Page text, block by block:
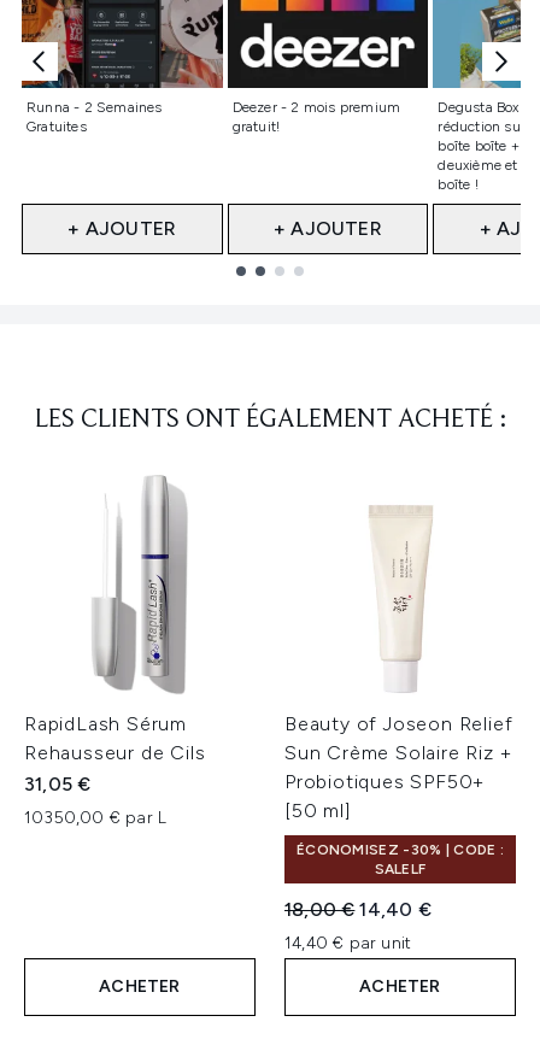
Runna - 2 Semaines
Gratuites
Non sélectionné
+ AJOUTER
Deezer - 2 mois premium
gratuit!
Non sélectionné
+ AJOUTER
Degusta Box –
réduction sur
boîte boîte +
deuxième et la
boîte !
Non
+
LES CLIENTS ONT ÉGALEMENT ACHETÉ :
RapidLash Sérum
Rehausseur de Cils
31,05 €
10350,00 € par L
ACHETER
Beauty of Joseon Relief
Sun Crème Solaire Riz +
Probiotiques SPF50+
[50 ml]
ÉCONOMISEZ -30% | CODE :
SALELF
Prix de vente :
18,00 €Prix ​​actuel :
14,40 €
14,40 € par unit
ACHETER